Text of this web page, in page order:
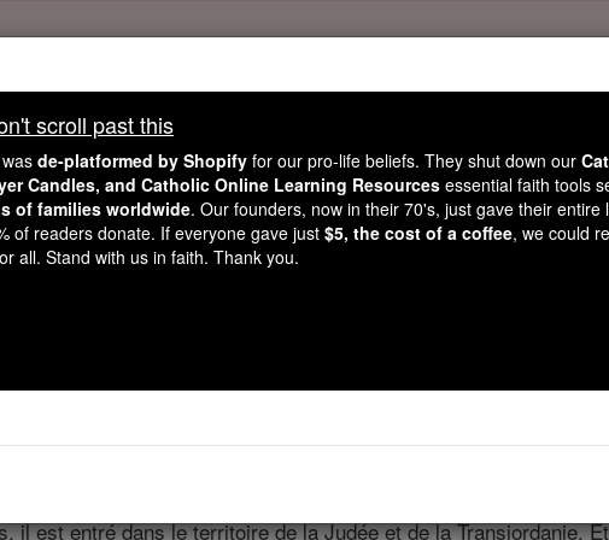
scroll past this
readers, Catholic Online wasde-platformed by Shopifyfor our pro-life
Online School, Prayer Candles, and Catholic Online Learning
students and millions of families worldwide . Our founders, now in
this mission. But fewer than 2% of readers donate. If everyone gave just
Marc - Chapitre
⌄
il est entré dans le territoire de la Judée et de la Transjordanie.
scroll past this
de-platformed by Shopify for our pro-life beliefs. They shut down our
Candles, and Catholic Online Learning Resources essential faith tools
of families worldwide. Our founders, now in their 70's, just gave their entire
of readers donate. If everyone gave just $5, the cost of a coffee, we could
all. Stand with us in faith. Thank you.